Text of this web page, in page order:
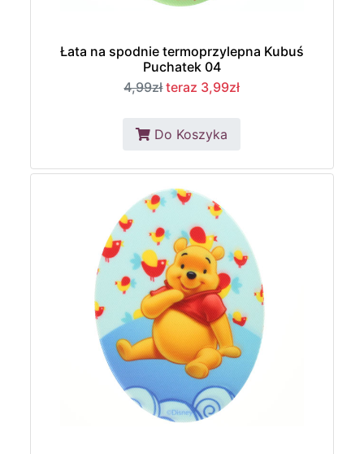
Łata na spodnie termoprzylepna Kubuś
Puchatek 04
4,99zł teraz 3,99zł
Do Koszyka